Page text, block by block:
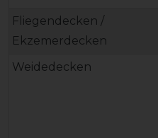
Fliegendecken /
Ekzemerdecken
Weidedecken